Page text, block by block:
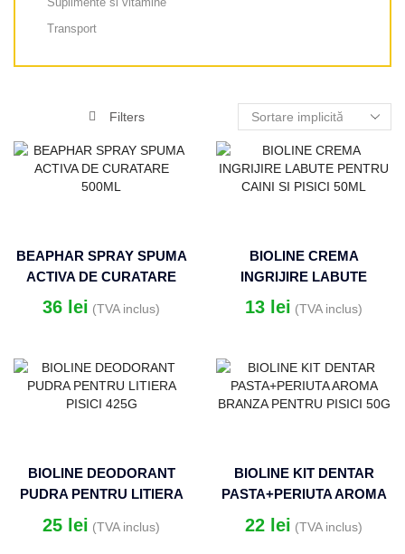
Filters
BEAPHAR SPRAY SPUMA
ACTIVA DE CURATARE
500ML
36 lei (TVA inclus)
BIOLINE CREMA
INGRIJIRE LABUTE
PENTRU CAINI SI PISICI
50ML
13 lei (TVA inclus)
BIOLINE DEODORANT
PUDRA PENTRU LITIERA
PISICI 425G
25 lei (TVA inclus)
BIOLINE KIT DENTAR
PASTA+PERIUTA AROMA
BRANZA PENTRU PISICI
50G
22 lei (TVA inclus)
Transport